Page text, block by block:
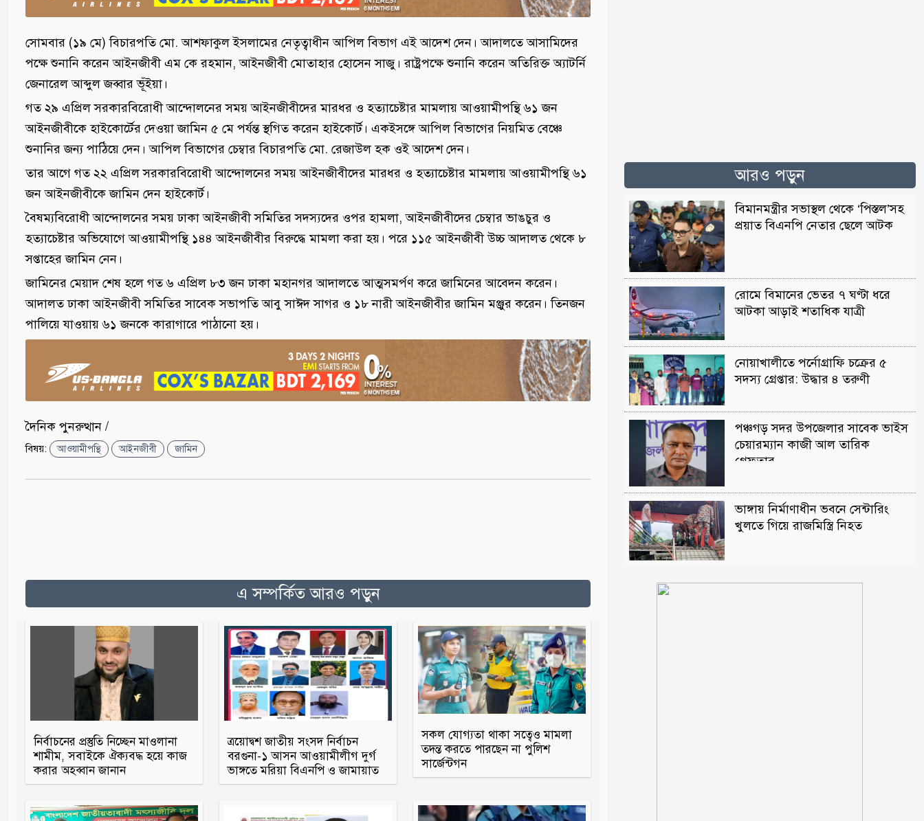
সোমবার (১৯ মে) বিচারপতি মো. আশফাকুল ইসলামের নেতৃত্বাধীন আপিল বিভাগ এই আদেশ দেন। আদালতে আসামিদের
পক্ষে শুনানি করেন আইনজীবী এম কে রহমান, আইনজীবী মোতাহার হোসেন সাজু। রাষ্ট্রপক্ষে শুনানি করেন অতিরিক্ত অ্যাটর্নি
জেনারেল আব্দুল জব্বার ভূঁইয়া।
গত ২৯ এপ্রিল সরকারবিরোধী আন্দোলনের সময় আইনজীবীদের মারধর ও হত্যাচেষ্টার মামলায় আওয়ামীপন্থি ৬১ জন
আইনজীবীকে হাইকোর্টের দেওয়া জামিন ৫ মে পর্যন্ত স্থগিত করেন হাইকোর্ট। একইসঙ্গে আপিল বিভাগের নিয়মিত বেঞ্চে
শুনানির জন্য পাঠিয়ে দেন। আপিল বিভাগের চেম্বার বিচারপতি মো. রেজাউল হক ওই আদেশ দেন।
তার আগে গত ২২ এপ্রিল সরকারবিরোধী আন্দোলনের সময় আইনজীবীদের মারধর ও হত্যাচেষ্টার মামলায় আওয়ামীপন্থি ৬১
জন আইনজীবীকে জামিন দেন হাইকোর্ট।
বৈষম্যবিরোধী আন্দোলনের সময় ঢাকা আইনজীবী সমিতির সদস্যদের ওপর হামলা, আইনজীবীদের চেম্বার ভাঙচুর ও
হত্যাচেষ্টার অভিযোগে আওয়ামীপন্থি ১৪৪ আইনজীবীর বিরুদ্ধে মামলা করা হয়। পরে ১১৫ আইনজীবী উচ্চ আদালত থেকে ৮
সপ্তাহের জামিন নেন।
জামিনের মেয়াদ শেষ হলে গত ৬ এপ্রিল ৮৩ জন ঢাকা মহানগর আদালতে আত্মসমর্পণ করে জামিনের আবেদন করেন।
আদালত ঢাকা আইনজীবী সমিতির সাবেক সভাপতি আবু সাঈদ সাগর ও ১৮ নারী আইনজীবীর জামিন মঞ্জুর করেন। তিনজন
পালিয়ে যাওয়ায় ৬১ জনকে কারাগারে পাঠানো হয়।
দৈনিক পুনরুত্থান /
বিষয়: আওয়ামীপন্থি আইনজীবী জামিন
এ সম্পর্কিত আরও পড়ুন
নির্বাচনের প্রস্তুতি নিচ্ছেন মাওলানা
শামীম, সবাইকে ঐক্যবদ্ধ হয়ে কাজ
করার অহব্বান জানান
ত্রয়োদ্বশ জাতীয় সংসদ নির্বাচন
বরগুনা-১ আসন আওয়ামীলীগ দুর্গ
ভাঙ্গতে মরিয়া বিএনপি ও জামায়াত
সকল যোগ্যতা থাকা সত্বেও মামলা
তদন্ত করতে পারছেন না পুলিশ
সার্জেন্টগন
আরও পড়ুন
বিমানমন্ত্রীর সভাস্থল থেকে ‘পিস্তল’সহ
প্রয়াত বিএনপি নেতার ছেলে আটক
রোমে বিমানের ভেতর ৭ ঘণ্টা ধরে
আটকা আড়াই শতাধিক যাত্রী
নোয়াখালীতে পর্নোগ্রাফি চক্রের ৫
সদস্য গ্রেপ্তার: উদ্ধার ৪ তরুণী
পঞ্চগড় সদর উপজেলার সাবেক ভাইস
চেয়ারম্যান কাজী আল তারিক
গ্রেফতার
ভাঙ্গায় নির্মাণাধীন ভবনে সেন্টারিং
খুলতে গিয়ে রাজমিস্ত্রি নিহত
ঠাকূরগাঁওয়ের রাণীশংকৈলে দৃষ্টিনন্দন